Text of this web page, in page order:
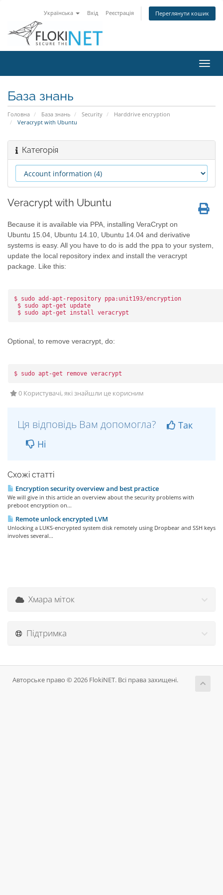
Українська Вхід Реєстрація Переглянути кошик
База знань
Головна База знань Security
Harddrive encryption
Veracrypt with Ubuntu
Категорія
Veracrypt with Ubuntu
Because it is available via PPA, installing VeraCrypt on
Ubuntu 15.04, Ubuntu 14.10, Ubuntu 14.04 and derivative
systems is easy. All you have to do is add the ppa to your system,
update the local repository index and install the veracrypt
package. Like this:
$ sudo add-apt-repository ppa:unit193/encryption
$ sudo apt-get update
$ sudo apt-get install veracrypt
Optional, to remove veracrypt, do:
$ sudo apt-get remove veracrypt
0 Користувачі, які знайшли це корисним
Ця відповідь Вам допомогла?
Так
Ні
Схожі статті
Encryption security overview and best practice
We will give in this article an overview about the security problems with
preboot encryption on...
Remote unlock encrypted LVM
Unlocking a LUKS-encrypted system disk remotely using Dropbear and SSH keys
involves several...
Хмара міток
Підтримка
Авторське право © 2026 FlokiNET. Всі права захищені.